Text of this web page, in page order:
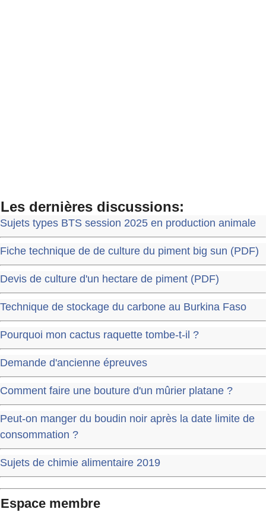
Les dernières discussions:
Sujets types BTS session 2025 en production animale
Fiche technique de de culture du piment big sun (PDF)
Devis de culture d'un hectare de piment (PDF)
Technique de stockage du carbone au Burkina Faso
Pourquoi mon cactus raquette tombe-t-il ?
Demande d'ancienne épreuves
Comment faire une bouture d'un mûrier platane ?
Peut-on manger du boudin noir après la date limite de
consommation ?
Sujets de chimie alimentaire 2019
Espace membre